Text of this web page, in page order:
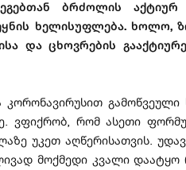
ბრძოლის აქტიურ
ხელისუფლება. ხოლო,
და ცხოვრების
გამოწვეული
ვფიქრობ, რომ ასეთი
უკეთ აღწერისათვის.
მოქმედი კვალი